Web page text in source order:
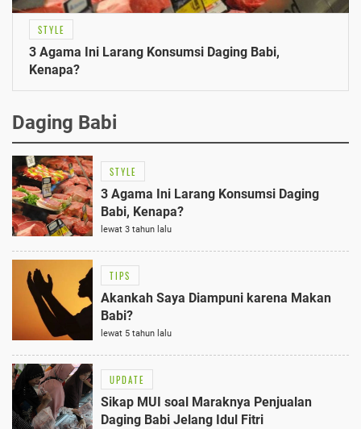
STYLE
3 Agama Ini Larang Konsumsi Daging Babi,
Kenapa?
Daging Babi
STYLE
3 Agama Ini Larang Konsumsi Daging
Babi, Kenapa?
lewat 3 tahun lalu
TIPS
Akankah Saya Diampuni karena Makan
Babi?
lewat 5 tahun lalu
UPDATE
Sikap MUI soal Maraknya Penjualan
Daging Babi Jelang Idul Fitri